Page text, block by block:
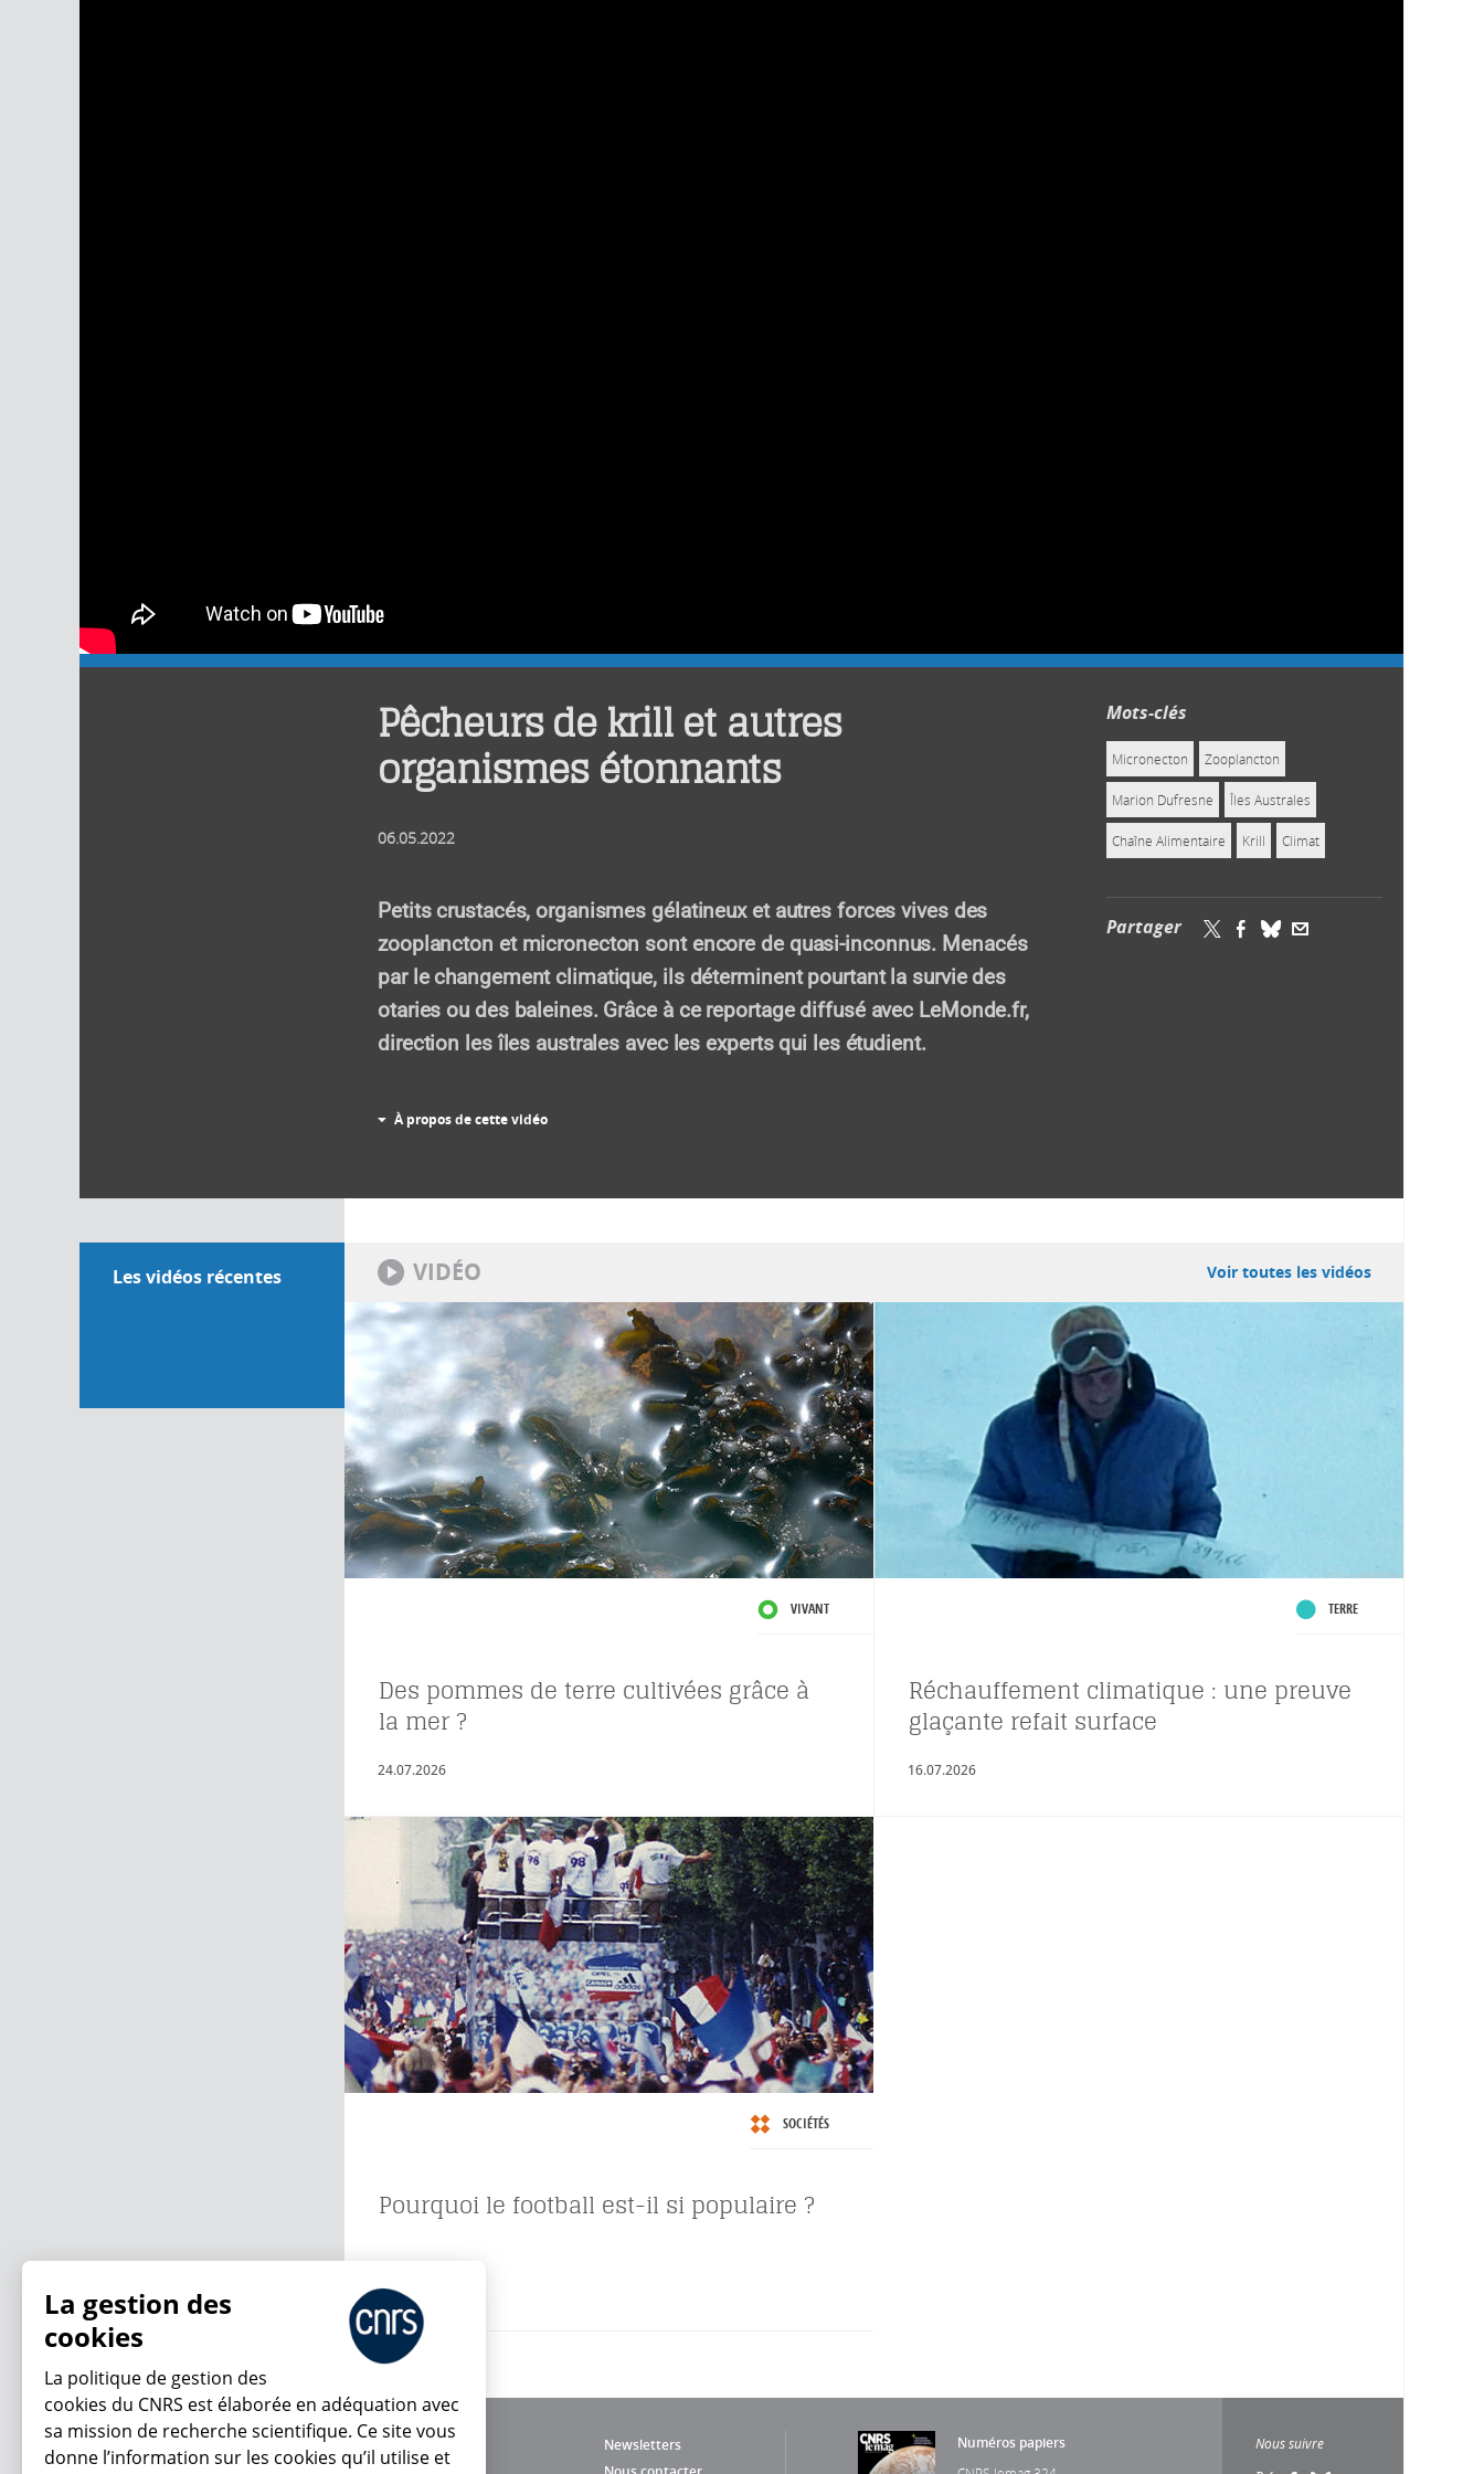
Pêcheurs de krill et autres
organismes étonnants
06.05.2022
Petits crustacés, organismes gélatineux et autres forces vives des
zooplancton et micronecton sont encore de quasi-inconnus. Menacés
par le changement climatique, ils déterminent pourtant la survie des
otaries ou des baleines. Grâce à ce reportage diffusé avec LeMonde.fr,
direction les îles australes avec les experts qui les étudient.
À propos de cette vidéo
Mots-clés
Micronecton Zooplancton
Marion Dufresne Îles Australes
Chaîne Alimentaire Krill Climat
Partager
Les vidéos récentes VIDÉO Voir toutes les vidéos
VIVANT
Des pommes de terre cultivées grâce à
la mer ?
24.07.2026
TERRE
Réchauffement climatique : une preuve
glaçante refait surface
16.07.2026
SOCIÉTÉS
Pourquoi le football est-il si populaire ?
13.07.2026
Newsletters
Numéros papiers Nous suivre
La gestion des
cookies
La politique de gestion des
cookies du CNRS est élaborée en adéquation avec
sa mission de recherche scientifique. Ce site vous
donne l’information sur les cookies qu’il utilise et